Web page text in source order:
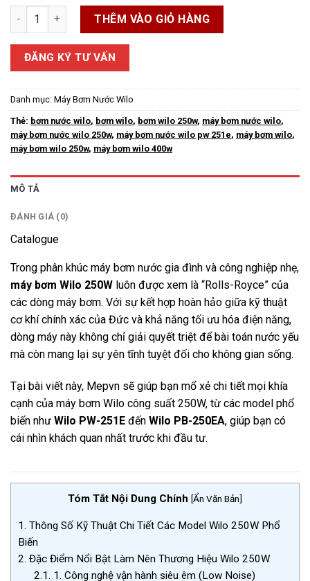
Máy Bơm Nước Wilo 250w số lượng
THÊM VÀO GIỎ HÀNG
ĐĂNG KÝ TƯ VẤN
Danh mục: Máy Bơm Nước Wilo
Thẻ: bơm nước wilo, bơm wilo, bơm wilo 250w, máy bơm nước wilo,
máy bơm nước wilo 250w, máy bơm nước wilo pw 251e, máy bơm wilo,
máy bơm wilo 250w, máy bơm wilo 400w
MÔ TẢ
ĐÁNH GIÁ (0)
Catalogue
Trong phân khúc máy bơm nước gia đình và công nghiệp nhẹ,
máy bơm Wilo 250W luôn được xem là “Rolls-Royce” của
các dòng máy bơm. Với sự kết hợp hoàn hảo giữa kỹ thuật
cơ khí chính xác của Đức và khả năng tối ưu hóa điện năng,
dòng máy này không chỉ giải quyết triệt để bài toán nước yếu
mà còn mang lại sự yên tĩnh tuyệt đối cho không gian sống.
Tại bài viết này, Mepvn sẽ giúp bạn mổ xẻ chi tiết mọi khía
cạnh của máy bơm Wilo công suất 250W, từ các model phổ
biến như Wilo PW-251E đến Wilo PB-250EA, giúp bạn có
cái nhìn khách quan nhất trước khi đầu tư.
Tóm Tắt Nội Dung Chính [Ẩn Văn Bản]
1. Thông Số Kỹ Thuật Chi Tiết Các Model Wilo 250W Phổ
Biến
2. Đặc Điểm Nổi Bật Làm Nên Thương Hiệu Wilo 250W
2.1. 1. Công nghệ vận hành siêu êm (Low Noise)